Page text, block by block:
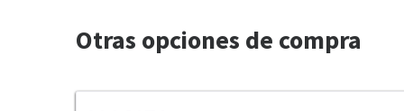
Otras opciones de compra